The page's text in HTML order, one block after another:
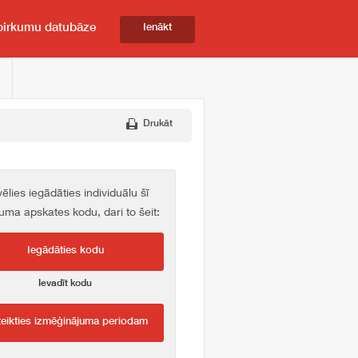
datubāze Ienākt
Drukāt
iegādāties individuālu šī
apskates kodu, dari to šeit:
Iegādāties kodu
Ievadīt kodu
izmēģinājuma periodam